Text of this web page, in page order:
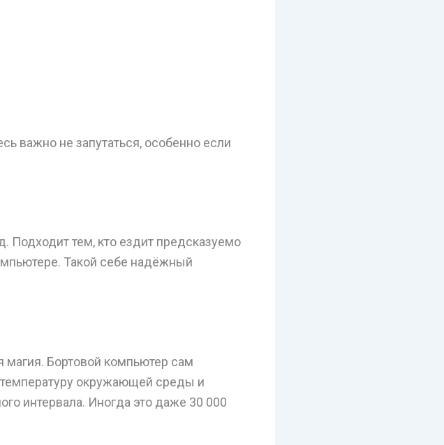
важно не запутаться, особенно если
Подходит тем, кто ездит предсказуемо
Такой себе надёжный
магия. Бортовой компьютер сам
окружающей среды и
интервала. Иногда это даже 30 000